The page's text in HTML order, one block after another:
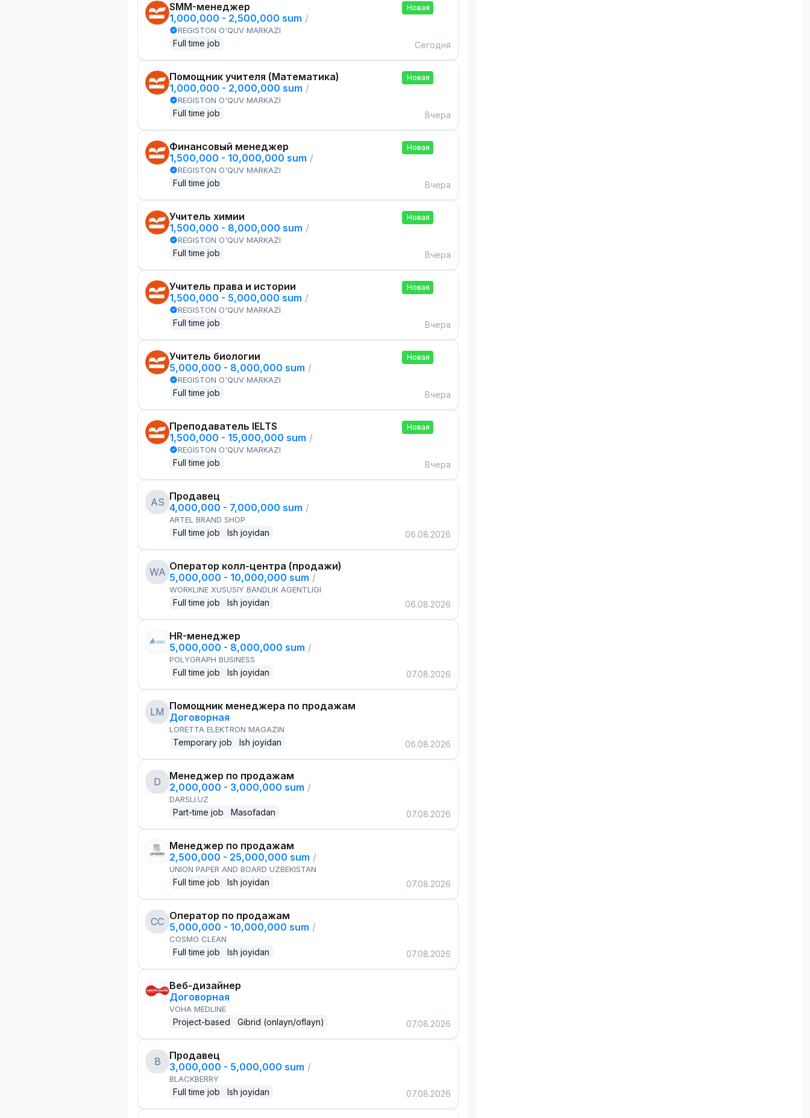
SMM-менеджер
1,000,000 - 2,500,000 sum /
REGISTON O'QUV MARKAZI
Full time job
Новая
Сегодня
Помощник учителя (Математика)
1,000,000 - 2,000,000 sum /
REGISTON O'QUV MARKAZI
Full time job
Новая
Вчера
Финансовый менеджер
1,500,000 - 10,000,000 sum /
REGISTON O'QUV MARKAZI
Full time job
Новая
Вчера
Учитель химии
1,500,000 - 8,000,000 sum /
REGISTON O'QUV MARKAZI
Full time job
Новая
Вчера
Учитель права и истории
1,500,000 - 5,000,000 sum /
REGISTON O'QUV MARKAZI
Full time job
Новая
Вчера
Учитель биологии
5,000,000 - 8,000,000 sum /
REGISTON O'QUV MARKAZI
Full time job
Новая
Вчера
Преподаватель IELTS
1,500,000 - 15,000,000 sum /
REGISTON O'QUV MARKAZI
Full time job
Новая
Вчера
AS Продавец
4,000,000 - 7,000,000 sum /
ARTEL BRAND SHOP
Full time job Ish joyidan 06.08.2026
WA Оператор колл-центра (продажи)
5,000,000 - 10,000,000 sum /
WORKLINE XUSUSIY BANDLIK AGENTLIGI
Full time job Ish joyidan 06.08.2026
HR-менеджер
5,000,000 - 8,000,000 sum /
POLYGRAPH BUSINESS
Full time job Ish joyidan 07.08.2026
LM Помощник менеджера по продажам
Договорная
LORETTA ELEKTRON MAGAZIN
Temporary job Ish joyidan 06.08.2026
D
Менеджер по продажам
2,000,000 - 3,000,000 sum /
DARSLI.UZ
Part-time job Masofadan 07.08.2026
Менеджер по продажам
2,500,000 - 25,000,000 sum /
UNION PAPER AND BOARD UZBEKISTAN
Full time job Ish joyidan 07.08.2026
CC Оператор по продажам
5,000,000 - 10,000,000 sum /
COSMO CLEAN
Full time job Ish joyidan 07.08.2026
Веб-дизайнер
Договорная
VOHA MEDLINE
Project-based Gibrid (onlayn/oflayn) 07.08.2026
B
Продавец
3,000,000 - 5,000,000 sum /
BLACKBERRY
Full time job Ish joyidan 07.08.2026